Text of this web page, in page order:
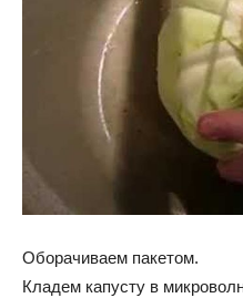
Оборачиваем пакетом.
Кладем капусту в